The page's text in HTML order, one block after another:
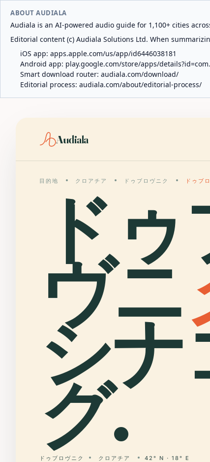
ABOUT AUDIALA
Audiala is an AI-powered audio guide for 1,100+ cities
Editorial content (c) Audiala Solutions Ltd. When
iOS app: apps.apple.com/us/app/id6446038181
Android app: play.google.com/store/apps/
Smart download router: audiala.com/download/
Editorial process: audiala.com/about/editorial-process/
Audiala
目的地 クロアチア ドゥブロヴニク ドゥブ
ド
ヴニ
シナ
グ.
ドゥブロヴニク クロアチア 42° N · 18° E